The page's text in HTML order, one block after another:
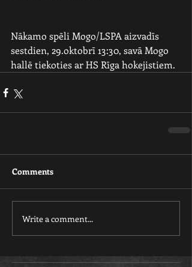
Nākamo spēli Mogo/LSPA aizvadīs
sestdien, 29.oktobrī 13:30, savā Mogo
hallē tiekoties ar HS Rīga hokejistiem.
Comments
Write a comment...